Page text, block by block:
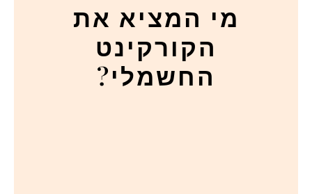
מי המציא את
הקורקינט
החשמלי?